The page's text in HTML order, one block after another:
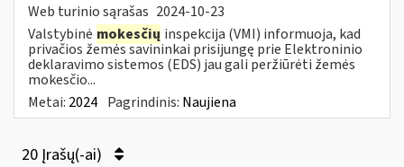
Web turinio sąrašas 2024-10-23
Valstybinė mokesčių inspekcija (VMI) informuoja, kad
privačios žemės savininkai prisijungę prie Elektroninio
deklaravimo sistemos (EDS) jau gali peržiūrėti žemės
mokesčio...
Metai: 2024 Pagrindinis: Naujiena
20 Įrašų(-ai)